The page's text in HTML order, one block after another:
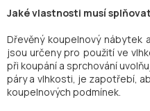
Jaké vlastnosti musí
Dřevěný koupelnový nábytek
jsou určeny pro použití ve
při koupání a sprchování
páry a vlhkosti, je zapotřebí,
koupelnových podmínek.